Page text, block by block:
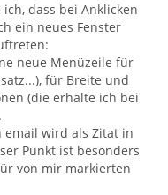
dass bei Anklicken
ein neues Fenster
neue Menüzeile für
für Breite und
(die erhalte ich bei
email wird als Zitat in
Punkt ist besonders
von mir markierten